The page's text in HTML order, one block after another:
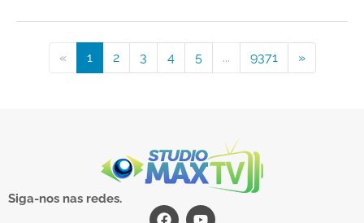
« 1 2 3 4 5 ... 9371 »
Siga-nos nas redes.